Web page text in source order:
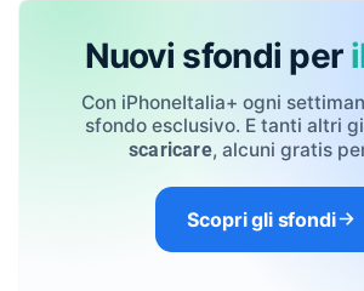
Nuovi sfondi per
Con iPhoneItalia+ ogni
sfondo esclusivo. E tanti altri
scaricare, alcuni gratis
Scopri gli sfondi